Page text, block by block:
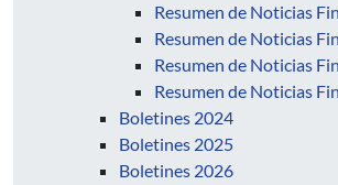
Resumen de Noticias
Resumen de Noticias
Resumen de Noticias
Resumen de Noticias
Boletines 2024
Boletines 2025
Boletines 2026